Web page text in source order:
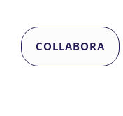
COLLABORA